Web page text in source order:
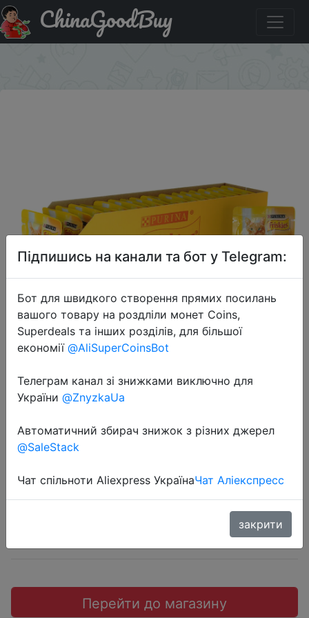
Знижка на Корм для кошек Friskies, с говядиной, 85г,
26 шт
ChinaGoodBuy
2022-05-30
Корм для кошек Friskies, с
говядиной, 85г, 26 шт
308 руб.
Перейти до магазину
Підпишись на канали та бот у Telegram:
Бот для швидкого створення прямих посилань
вашого товару на роздліли монет Coins,
Superdeals та інших розділів, для більшої
економії @AliSuperCoinsBot
Телеграм канал зі знижками виключно для
України @ZnyzkaUa
Автоматичний збирач знижок з різних джерел
@SaleStack
Чат спільноти Aliexpress УкраїнаЧат Аліекспресс
закрити